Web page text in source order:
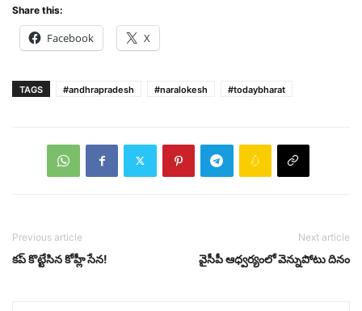
Share this:
Facebook X
TAGS #andhrapradesh #naralokesh #todaybharat
Previous article
క‌ప్ కొట్టేసిన కోహ్లీ సేన‌!
Next article
వైసీపీ ఆధ్వర్యంలో వెన్నుపోటు దినం